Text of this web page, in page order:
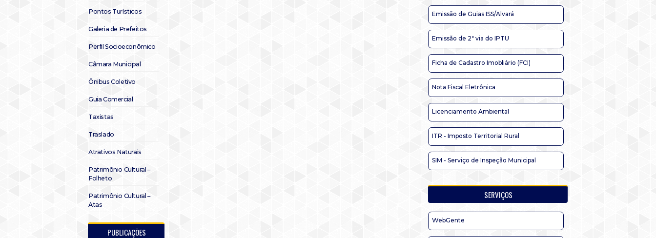
Pontos Turísticos
Galeria de Prefeitos
Perfil Socioeconômico
Câmara Municipal
Ônibus Coletivo
Guia Comercial
Taxistas
Traslado
Atrativos Naturais
Patrimônio Cultural –
Folheto
Patrimônio Cultural –
Atas
PUBLICAÇÕES
Emissão de Guias ISS/Alvará
Emissão de 2ª via do IPTU
Ficha de Cadastro Imobliário (FCI)
Nota Fiscal Eletrônica
Licenciamento Ambiental
ITR - Imposto Territorial Rural
SIM - Serviço de Inspeção Municipal
SERVIÇOS
WebGente